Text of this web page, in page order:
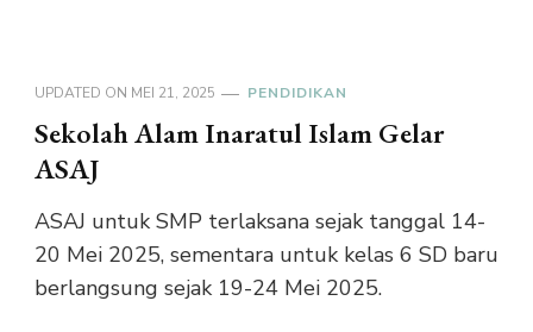
UPDATED ON MEI 21, 2025 PENDIDIKAN
Sekolah Alam Inaratul Islam Gelar
ASAJ
ASAJ untuk SMP terlaksana sejak tanggal 14-
20 Mei 2025, sementara untuk kelas 6 SD baru
berlangsung sejak 19-24 Mei 2025.